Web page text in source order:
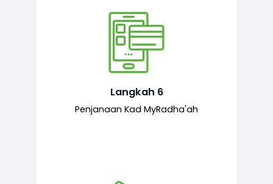
Langkah 6
Penjanaan Kad MyRadha'ah
Setelah permohonan diluluskan, kad
MyRadha’ah akan dijana.